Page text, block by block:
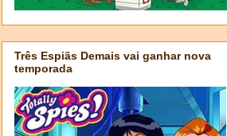
Três Espiãs Demais vai ganhar nova
temporada